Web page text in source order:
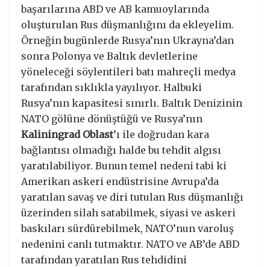
başarılarına ABD ve AB kamuoylarında
oluşturulan Rus düşmanlığını da ekleyelim.
Örneğin bugünlerde Rusya’nın Ukrayna’dan
sonra Polonya ve Baltık devletlerine
yöneleceği söylentileri batı mahreçli medya
tarafından sıklıkla yayılıyor. Halbuki
Rusya’nın kapasitesi sınırlı. Baltık Denizinin
NATO gölüne dönüştüğü ve Rusya’nın
Kaliningrad Oblast’ı ile doğrudan kara
bağlantısı olmadığı halde bu tehdit algısı
yaratılabiliyor. Bunun temel nedeni tabi ki
Amerikan askeri endüstrisine Avrupa’da
yaratılan savaş ve diri tutulan Rus düşmanlığı
üzerinden silah satabilmek, siyasi ve askeri
baskıları sürdürebilmek, NATO’nun varoluş
nedenini canlı tutmaktır. NATO ve AB’de ABD
tarafından yaratılan Rus tehdidini